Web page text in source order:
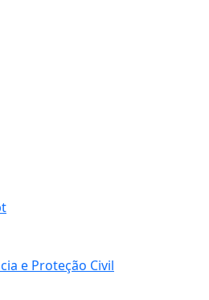
e Proteção Civil